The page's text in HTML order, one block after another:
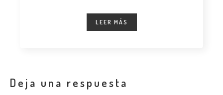
LEER MÁS
Deja una respuesta